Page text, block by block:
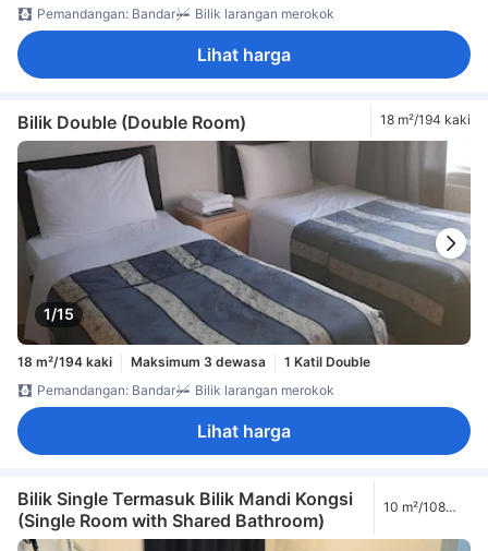
Pemandangan: Bandar
Bilik larangan merokok
Lihat harga
Bilik Double (Double Room) 18 m²/194 kaki
1/15
18 m²/194 kaki Maksimum 3 dewasa
1 Katil Double
Pemandangan: Bandar
Bilik larangan merokok
Lihat harga
Bilik Single Termasuk Bilik Mandi Kongsi
(Single Room with Shared Bathroom)
10 m²/108